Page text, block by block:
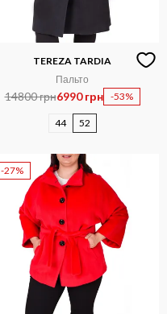
TEREZA TARDIA
Пальто
14800 грн6990 грн -53%
44 52
-27%